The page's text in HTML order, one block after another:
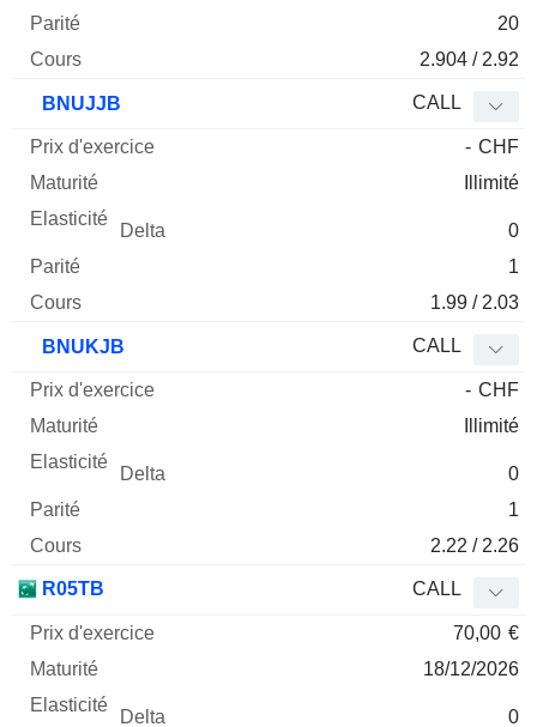
20
2.904 / 2.92
BNUJJB CALL
- CHF
Illimité
0
1
1.99 / 2.03
BNUKJB CALL
- CHF
Illimité
0
1
2.22 / 2.26
R05TB CALL
70,00 €
18/12/2026
0